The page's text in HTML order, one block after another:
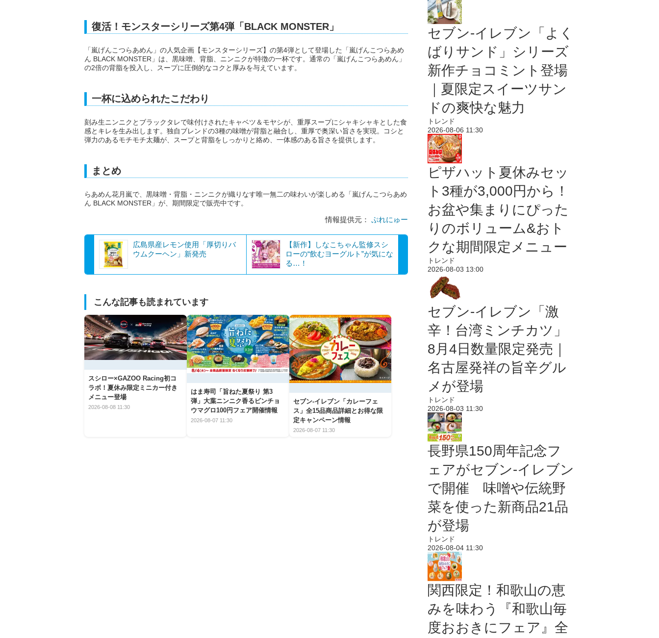
復活！モンスターシリーズ第4弾「BLACK MONSTER」
「嵐げんこつらあめん」の人気企画【モンスターシリーズ】の第4弾として登場した「嵐げんこつらあめ
ん BLACK MONSTER」は、黒味噌、背脂、ニンニクが特徴の一杯です。通常の「嵐げんこつらあめん」
の2倍の背脂を投入し、スープに圧倒的なコクと厚みを与えています。
一杯に込められたこだわり
刻み生ニンニクとブラックタレで味付けされたキャベツ＆モヤシが、重厚スープにシャキシャキとした食
感とキレを生み出します。独自ブレンドの3種の味噌が背脂と融合し、重厚で奥深い旨さを実現。コシと
弾力のあるモチモチ太麺が、スープと背脂をしっかりと絡め、一体感のある旨さを提供します。
まとめ
らあめん花月嵐で、黒味噌・背脂・ニンニクが織りなす唯一無二の味わいが楽しめる「嵐げんこつらあめ
ん BLACK MONSTER」が、期間限定で販売中です。
情報提供元： ぷれにゅー
広島県産レモン使用「厚切りバ
ウムクーヘン」新発売
【新作】しなこちゃん監修スシ
ローの“飲むヨーグルト”が気にな
る…！
こんな記事も読まれています
スシロー×GAZOO Racing初コ
ラボ！夏休み限定ミニカー付き
メニュー登場
2026-08-08 11:30
はま寿司「旨ねた夏祭り 第3
弾」大葉ニンニク香るビンチョ
ウマグロ100円フェア開催情報
2026-08-07 11:30
セブン‐イレブン「カレーフェ
ス」全15品商品詳細とお得な限
定キャンペーン情報
2026-08-07 11:30
セブン‐イレブン「よく
ばりサンド」シリーズ
新作チョコミント登場
｜夏限定スイーツサン
ドの爽快な魅力
トレンド
2026-08-06 11:30
ピザハット夏休みセッ
ト3種が3,000円から！
お盆や集まりにぴった
りのボリューム&おト
クな期間限定メニュー
トレンド
2026-08-03 13:00
セブン-イレブン「激
辛！台湾ミンチカツ」
8月4日数量限定発売｜
名古屋発祥の旨辛グル
メが登場
トレンド
2026-08-03 11:30
長野県150周年記念フ
ェアがセブン-イレブン
で開催 味噌や伝統野
菜を使った新商品21品
が登場
トレンド
2026-08-04 11:30
関西限定！和歌山の恵
みを味わう『和歌山毎
度おおきにフェア』全